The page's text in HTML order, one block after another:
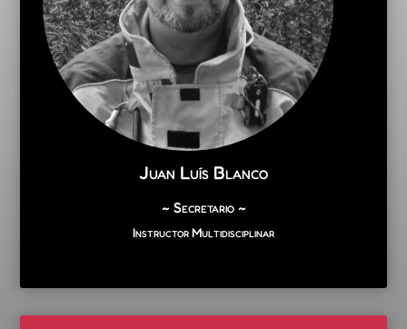
Juan Luís Blanco
~ Secretario ~
Instructor Multidisciplinar